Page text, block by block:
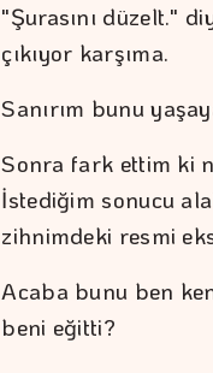
"Şurasını düzelt."
çıkıyor karşıma.
Sanırım bunu
Sonra fark ettim ki
İstediğim sonucu
zihnimdeki resmi
Acaba bunu ben
beni eğitti?